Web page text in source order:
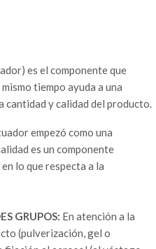
es el componente que
tiempo ayuda a una
cantidad y calidad del producto.
empezó como una
es un componente
lo que respecta a la
GRUPOS: En atención a la
(pulverización, gel o